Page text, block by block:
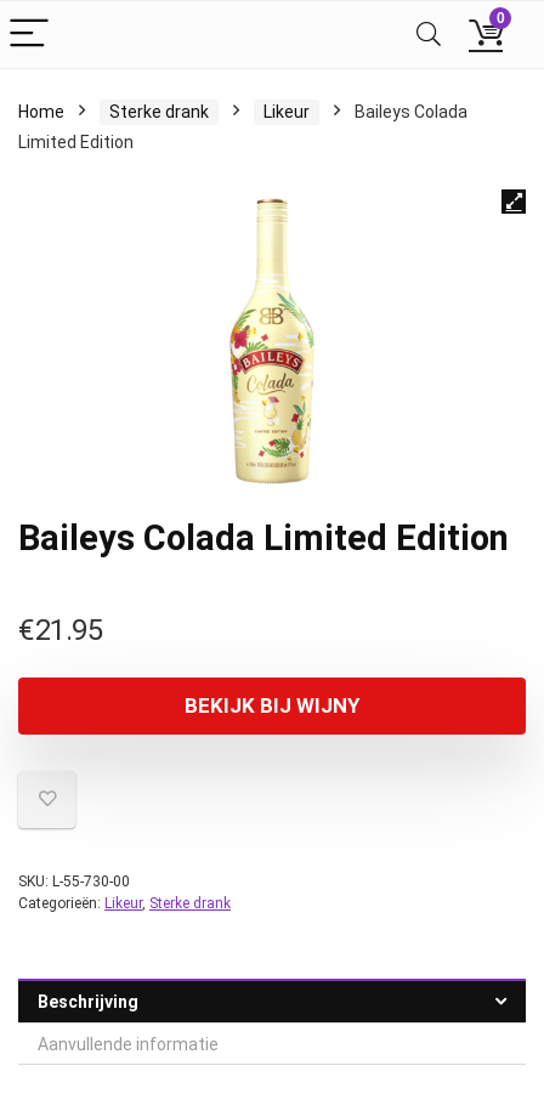
0
Home Sterke drank Likeur
Baileys Colada
Limited Edition
Baileys Colada Limited Edition
€21.95
BEKIJK BIJ WIJNY
SKU: L-55-730-00
Categorieën: Likeur, Sterke drank
Beschrijving
Aanvullende informatie